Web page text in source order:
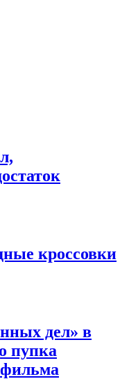
кроссовки
дел» в
пупка
фильма